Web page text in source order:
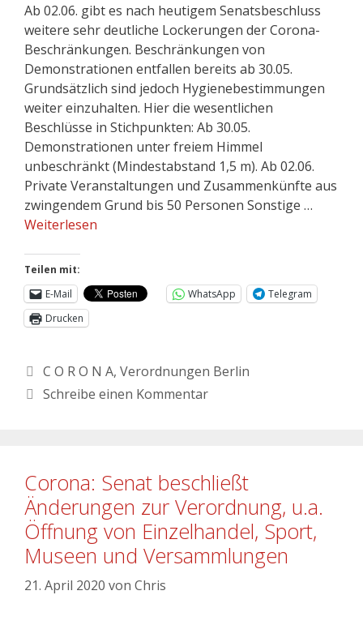
Ab 02.06. gibt es nach heutigem Senatsbeschluss
weitere sehr deutliche Lockerungen der Corona-
Beschränkungen. Beschränkungen von
Demonstrationen entfallen bereits ab 30.05.
Grundsätzlich sind jedoch Hygienebestimmungen
weiter einzuhalten. Hier die wesentlichen
Beschlüsse in Stichpunkten: Ab 30.05.
Demonstrationen unter freiem Himmel
unbeschränkt (Mindestabstand 1,5 m). Ab 02.06.
Private Veranstaltungen und Zusammenkünfte aus
zwingendem Grund bis 50 Personen Sonstige …
Weiterlesen
Teilen mit:
E-Mail
WhatsApp
Telegram
Drucken
C O R O N A, Verordnungen Berlin
Schreibe einen Kommentar
Corona: Senat beschließt
Änderungen zur Verordnung, u.a.
Öffnung von Einzelhandel, Sport,
Museen und Versammlungen
21. April 2020 von Chris